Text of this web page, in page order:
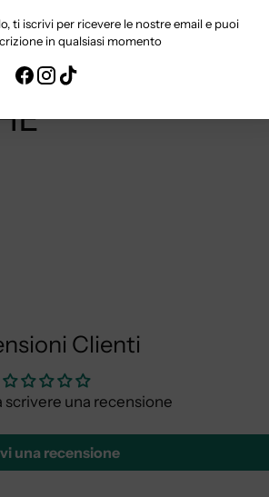
ti iscrivi per ricevere le nostre email e puoi
in qualsiasi momento
Aggiungere
un
prodotto
carrello...
Clienti
scrivere una recensione
una recensione